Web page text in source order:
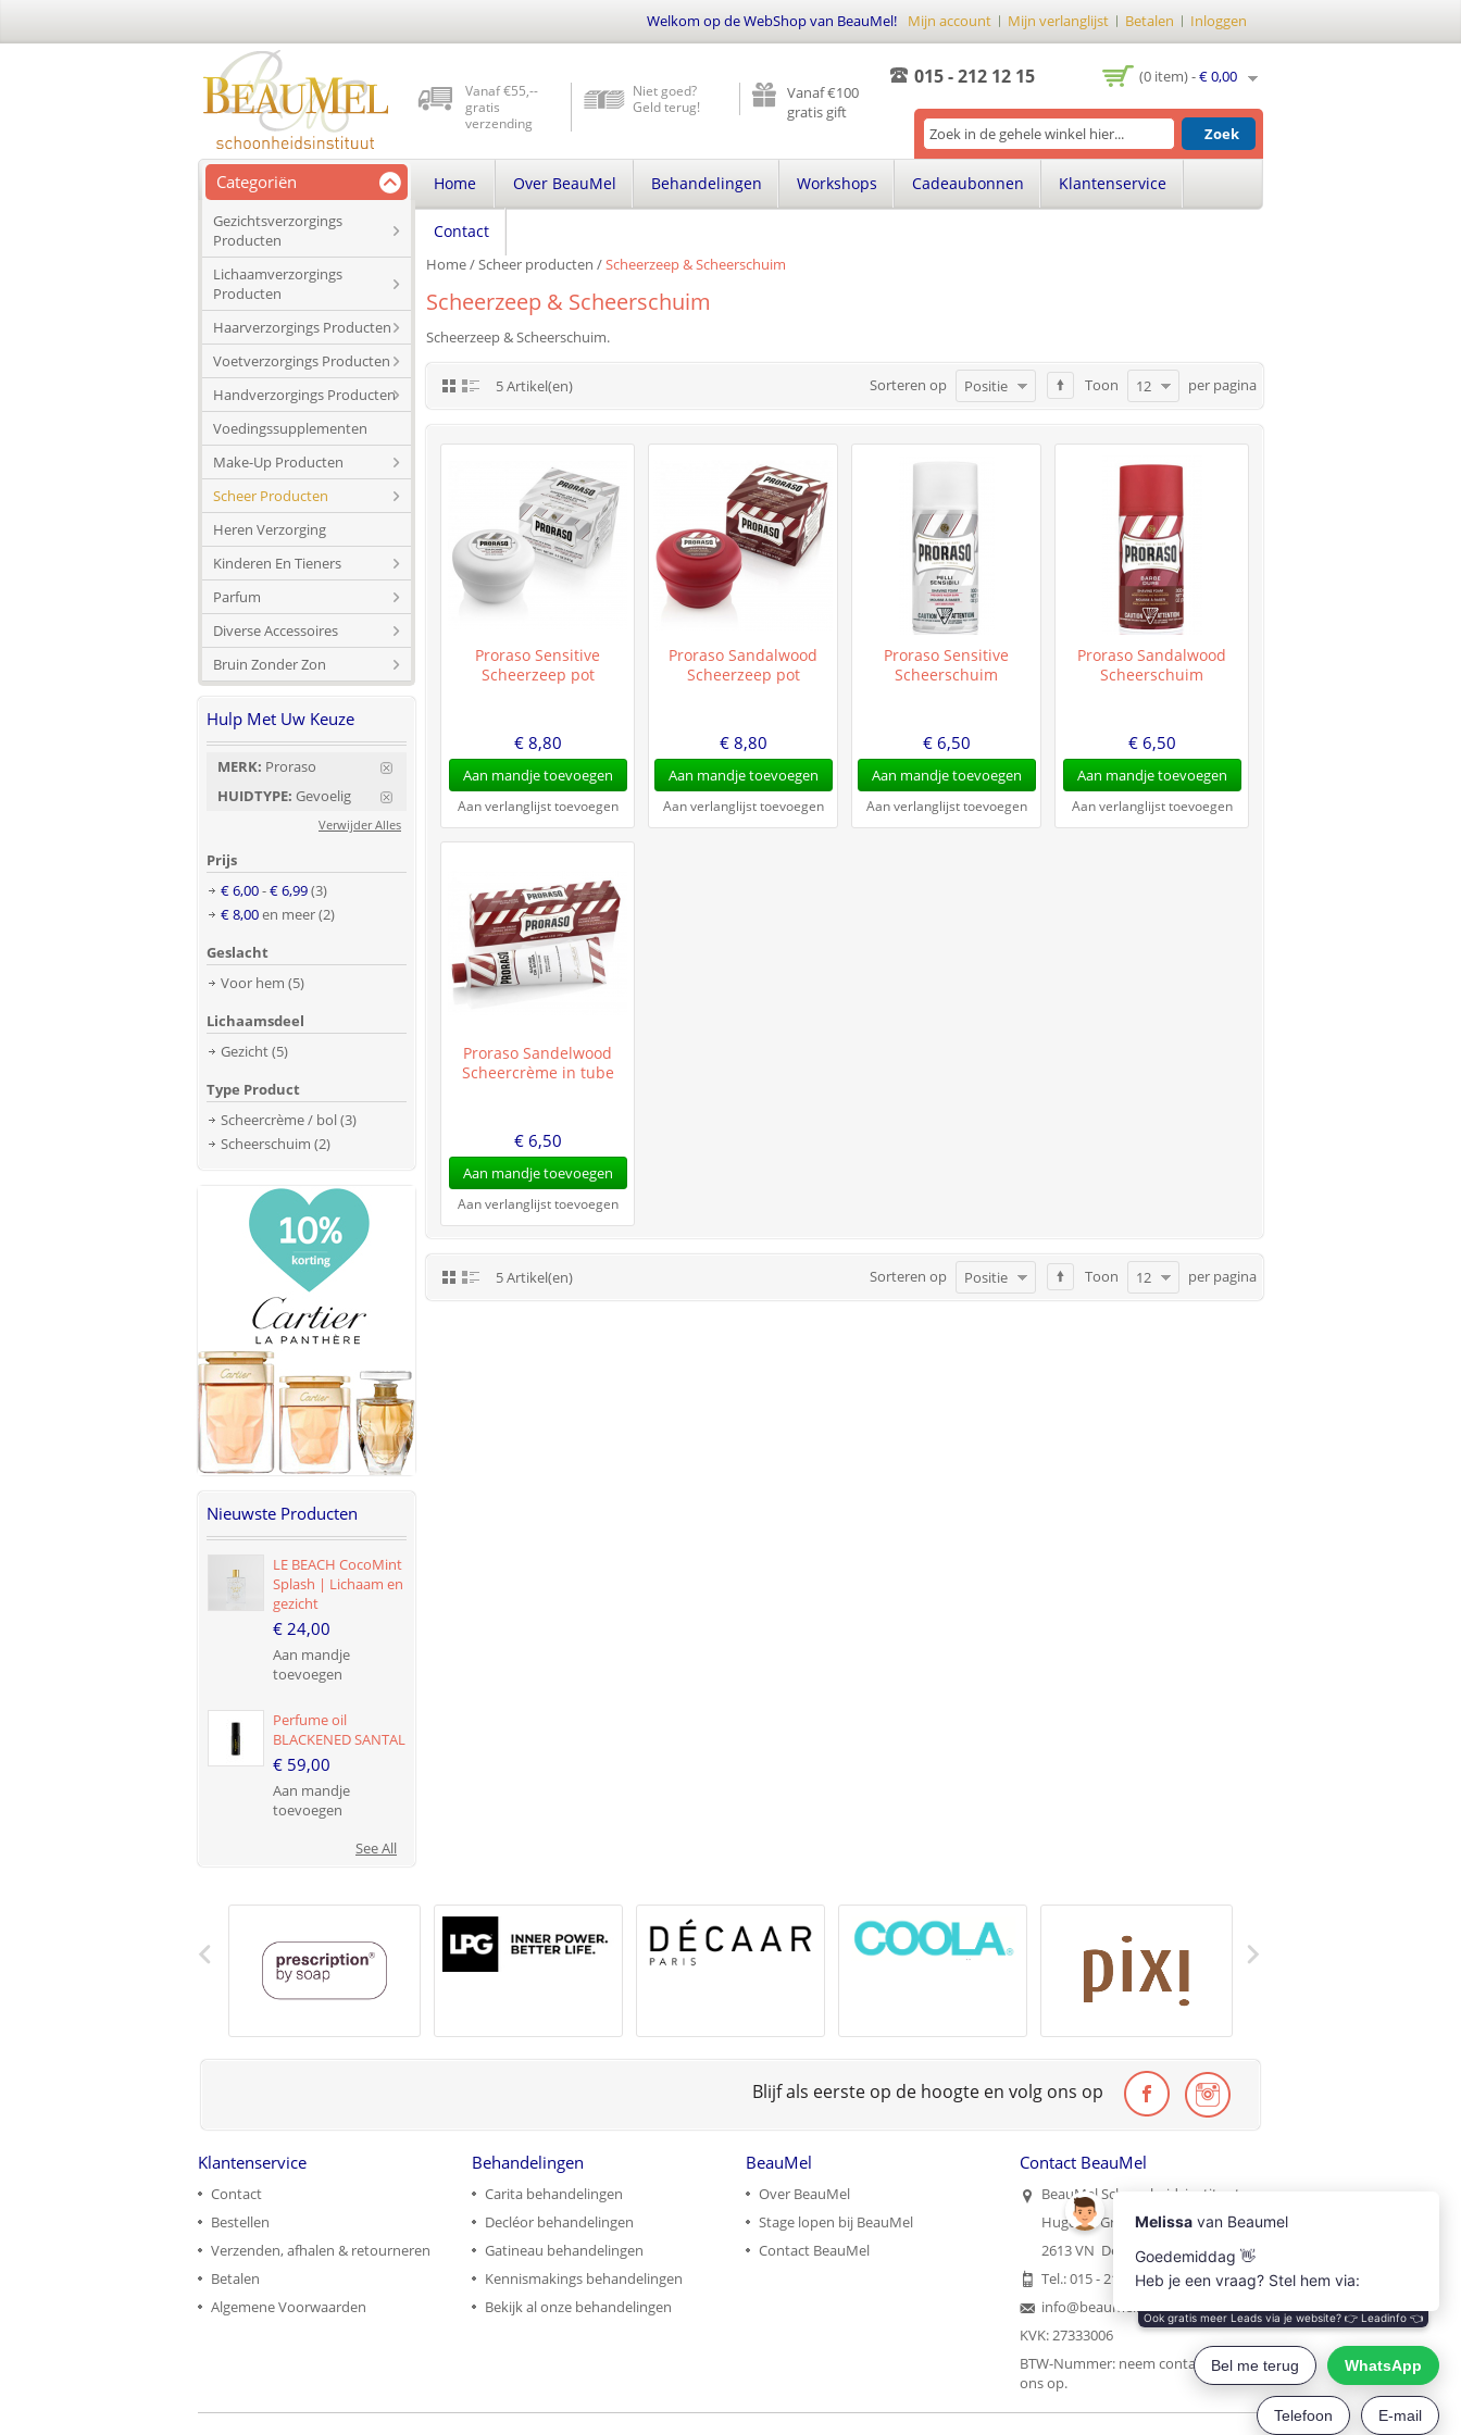
Mijn account Mijn verlanglijst Betalen Inloggen
Welkom op de WebShop van BeauMel!
Vanaf €55,--
gratis
verzending
Niet goed?
Geld terug!
Vanaf €100
gratis gift
015 - 212 12 15 (0 item) -€ 0,00
Zoek
Categoriën
Gezichtsverzorgings
Producten
Lichaamverzorgings
Producten
Haarverzorgings Producten
Voetverzorgings Producten
Handverzorgings Producten
Voedingssupplementen
Make-Up Producten
Scheer Producten
Heren Verzorging
Kinderen En Tieners
Parfum
Diverse Accessoires
Bruin Zonder Zon
Home Over BeauMel Behandelingen Workshops Cadeaubonnen Klantenservice
Contact
Home/Scheer producten /Scheerzeep & Scheerschuim
Scheerzeep & Scheerschuim
Scheerzeep & Scheerschuim.
5 Artikel(en) Toon 12 per pagina
Sorteren op Positie
Proraso Sensitive
Scheerzeep pot
€ 8,80
Aan mandje toevoegen
Aan verlanglijst toevoegen
Proraso Sandalwood
Scheerzeep pot
€ 8,80
Aan mandje toevoegen
Aan verlanglijst toevoegen
Proraso Sensitive
Scheerschuim
€ 6,50
Aan mandje toevoegen
Aan verlanglijst toevoegen
Proraso Sandalwood
Scheerschuim
€ 6,50
Aan mandje toevoegen
Aan verlanglijst toevoegen
Proraso Sandelwood
Scheercrème in tube
€ 6,50
Aan mandje toevoegen
Aan verlanglijst toevoegen
5 Artikel(en) Toon 12 per pagina
Sorteren op Positie
Hulp Met Uw Keuze
MERK: Proraso
HUIDTYPE: Gevoelig
Verwijder Alles
Prijs
€ 6,00-€ 6,99(3)
€ 8,00en meer(2)
Geslacht
Voor hem (5)
Lichaamsdeel
Gezicht(5)
Type Product
Scheercrème / bol(3)
Scheerschuim (2)
Nieuwste Producten
LE BEACH CocoMint
Splash | Lichaam en
gezicht
€ 24,00
Aan mandje
toevoegen
Perfume oil
BLACKENED SANTAL
€ 59,00
Aan mandje
toevoegen
See All
Blijf als eerste op de hoogte en volg ons op
Klantenservice
Contact
Bestellen
Verzenden, afhalen & retourneren
Betalen
Algemene Voorwaarden
Behandelingen
Carita behandelingen
Decléor behandelingen
Gatineau behandelingen
Kennismakings behandelingen
Bekijk al onze behandelingen
BeauMel
Over BeauMel
Stage lopen bij BeauMel
Contact BeauMel
Contact BeauMel
BeauMel Schoonheidsinstituut
Hugo de Grootstraat 35
2613 VN Delft
Tel.: 015 - 2121215
info@beaumel.nl
KVK: 27333006
BTW-Nummer: neem contact met
ons op.